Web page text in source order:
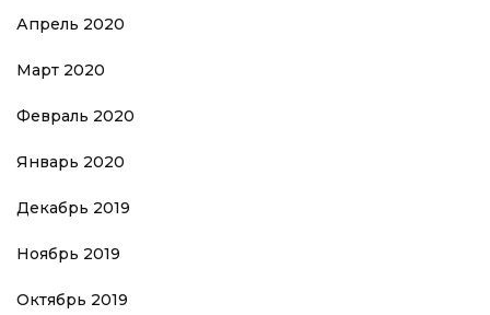
Апрель 2020
Март 2020
Февраль 2020
Январь 2020
Декабрь 2019
Ноябрь 2019
Октябрь 2019